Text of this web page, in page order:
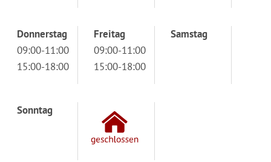
Donnerstag
09:00-11:00
15:00-18:00
Freitag
09:00-11:00
15:00-18:00
Samstag
Sonntag